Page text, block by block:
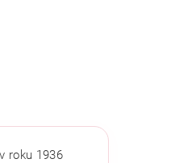
roku 1936